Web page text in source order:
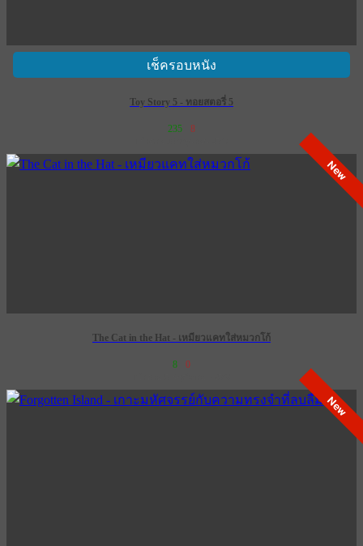
เช็ครอบหนัง
Toy Story 5 - ทอยสตอรี่ 5
235 8
New
The Cat in the Hat - เหมียวแคทใส่หมวกโก้
8 0
New